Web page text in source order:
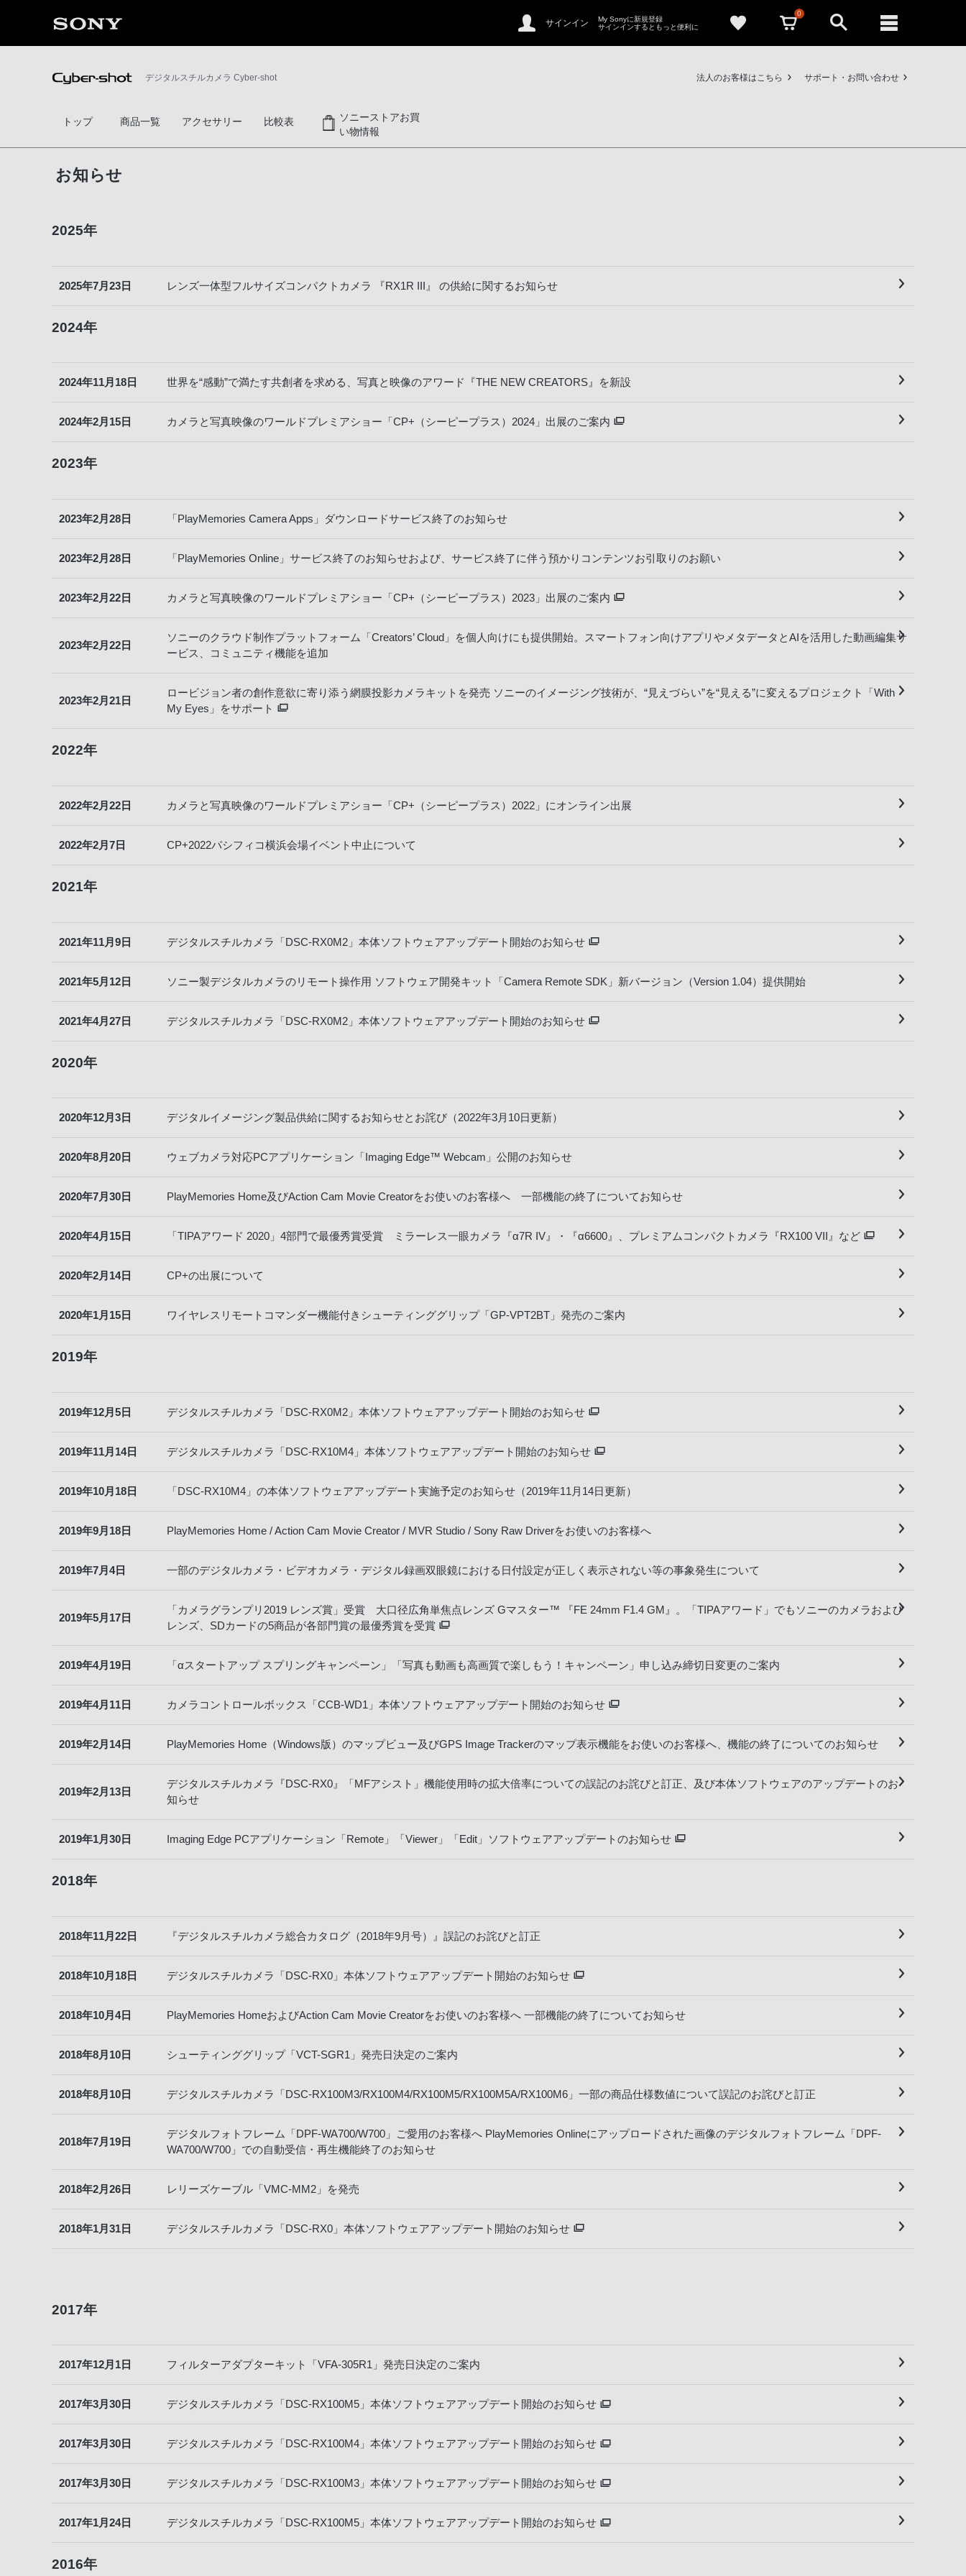
サインイン
My Sonyに新規登録
サインインするともっと便利に
0
デジタルスチルカメラ Cyber-shot 法人のお客様はこちら サポート・お問い合わせ
トップ 商品一覧 アクセサリー 比較表
ソニーストアお買
い物情報
お知らせ
2025年
2025年7月23日 レンズ一体型フルサイズコンパクトカメラ 『RX1R III』 の供給に関するお知らせ
2024年
2024年11月18日 世界を“感動”で満たす共創者を求める、写真と映像のアワード『THE NEW CREATORS』を新設
2024年2月15日 カメラと写真映像のワールドプレミアショー「CP+（シーピープラス）2024」出展のご案内
2023年
2023年2月28日 「PlayMemories Camera Apps」ダウンロードサービス終了のお知らせ
2023年2月28日 「PlayMemories Online」サービス終了のお知らせおよび、サービス終了に伴う預かりコンテンツお引取りのお願い
2023年2月22日 カメラと写真映像のワールドプレミアショー「CP+（シーピープラス）2023」出展のご案内
2023年2月22日
ソニーのクラウド制作プラットフォーム「Creators’ Cloud」を個人向けにも提供開始。スマートフォン向けアプリやメタデータとAIを活用した動画編集サ
ービス、コミュニティ機能を追加
2023年2月21日
ロービジョン者の創作意欲に寄り添う網膜投影カメラキットを発売 ソニーのイメージング技術が、“見えづらい”を“見える”に変えるプロジェクト「With
My Eyes」をサポート
2022年
2022年2月22日 カメラと写真映像のワールドプレミアショー「CP+（シーピープラス）2022」にオンライン出展
2022年2月7日 CP+2022パシフィコ横浜会場イベント中止について
2021年
2021年11月9日 デジタルスチルカメラ「DSC-RX0M2」本体ソフトウェアアップデート開始のお知らせ
2021年5月12日 ソニー製デジタルカメラのリモート操作用 ソフトウェア開発キット「Camera Remote SDK」新バージョン（Version 1.04）提供開始
2021年4月27日 デジタルスチルカメラ「DSC-RX0M2」本体ソフトウェアアップデート開始のお知らせ
2020年
2020年12月3日 デジタルイメージング製品供給に関するお知らせとお詫び（2022年3月10日更新）
2020年8月20日 ウェブカメラ対応PCアプリケーション「Imaging Edge™ Webcam」公開のお知らせ
2020年7月30日 PlayMemories Home及びAction Cam Movie Creatorをお使いのお客様へ 一部機能の終了についてお知らせ
2020年4月15日 「TIPAアワード 2020」4部門で最優秀賞受賞 ミラーレス一眼カメラ『α7R IV』・『α6600』、プレミアムコンパクトカメラ『RX100 VII』など
2020年2月14日 CP+の出展について
2020年1月15日 ワイヤレスリモートコマンダー機能付きシューティンググリップ「GP-VPT2BT」発売のご案内
2019年
2019年12月5日 デジタルスチルカメラ「DSC-RX0M2」本体ソフトウェアアップデート開始のお知らせ
2019年11月14日 デジタルスチルカメラ「DSC-RX10M4」本体ソフトウェアアップデート開始のお知らせ
2019年10月18日 「DSC-RX10M4」の本体ソフトウェアアップデート実施予定のお知らせ（2019年11月14日更新）
2019年9月18日 PlayMemories Home / Action Cam Movie Creator / MVR Studio / Sony Raw Driverをお使いのお客様へ
2019年7月4日 一部のデジタルカメラ・ビデオカメラ・デジタル録画双眼鏡における日付設定が正しく表示されない等の事象発生について
2019年5月17日
「カメラグランプリ2019 レンズ賞」受賞 大口径広角単焦点レンズ Gマスター™ 『FE 24mm F1.4 GM』。「TIPAアワード」でもソニーのカメラおよび
レンズ、SDカードの5商品が各部門賞の最優秀賞を受賞
2019年4月19日 「αスタートアップ スプリングキャンペーン」「写真も動画も高画質で楽しもう！キャンペーン」申し込み締切日変更のご案内
2019年4月11日 カメラコントロールボックス「CCB-WD1」本体ソフトウェアアップデート開始のお知らせ
2019年2月14日 PlayMemories Home（Windows版）のマップビュー及びGPS Image Trackerのマップ表示機能をお使いのお客様へ、機能の終了についてのお知らせ
2019年2月13日
デジタルスチルカメラ『DSC-RX0』「MFアシスト」機能使用時の拡大倍率についての誤記のお詫びと訂正、及び本体ソフトウェアのアップデートのお
知らせ
2019年1月30日 Imaging Edge PCアプリケーション「Remote」「Viewer」「Edit」ソフトウェアアップデートのお知らせ
2018年
2018年11月22日 『デジタルスチルカメラ総合カタログ（2018年9月号）』誤記のお詫びと訂正
2018年10月18日 デジタルスチルカメラ「DSC-RX0」本体ソフトウェアアップデート開始のお知らせ
2018年10月4日 PlayMemories HomeおよびAction Cam Movie Creatorをお使いのお客様へ 一部機能の終了についてお知らせ
2018年8月10日 シューティンググリップ「VCT-SGR1」発売日決定のご案内
2018年8月10日 デジタルスチルカメラ「DSC-RX100M3/RX100M4/RX100M5/RX100M5A/RX100M6」一部の商品仕様数値について誤記のお詫びと訂正
2018年7月19日
デジタルフォトフレーム「DPF-WA700/W700」ご愛用のお客様へ PlayMemories Onlineにアップロードされた画像のデジタルフォトフレーム「DPF-
WA700/W700」での自動受信・再生機能終了のお知らせ
2018年2月26日 レリーズケーブル「VMC-MM2」を発売
2018年1月31日 デジタルスチルカメラ「DSC-RX0」本体ソフトウェアアップデート開始のお知らせ
2017年
2017年12月1日 フィルターアダプターキット「VFA-305R1」発売日決定のご案内
2017年3月30日 デジタルスチルカメラ「DSC-RX100M5」本体ソフトウェアアップデート開始のお知らせ
2017年3月30日 デジタルスチルカメラ「DSC-RX100M4」本体ソフトウェアアップデート開始のお知らせ
2017年3月30日 デジタルスチルカメラ「DSC-RX100M3」本体ソフトウェアアップデート開始のお知らせ
2017年1月24日 デジタルスチルカメラ「DSC-RX100M5」本体ソフトウェアアップデート開始のお知らせ
2016年